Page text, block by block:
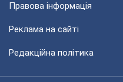
Правова інформація
Реклама на сайті
Редакційна політика